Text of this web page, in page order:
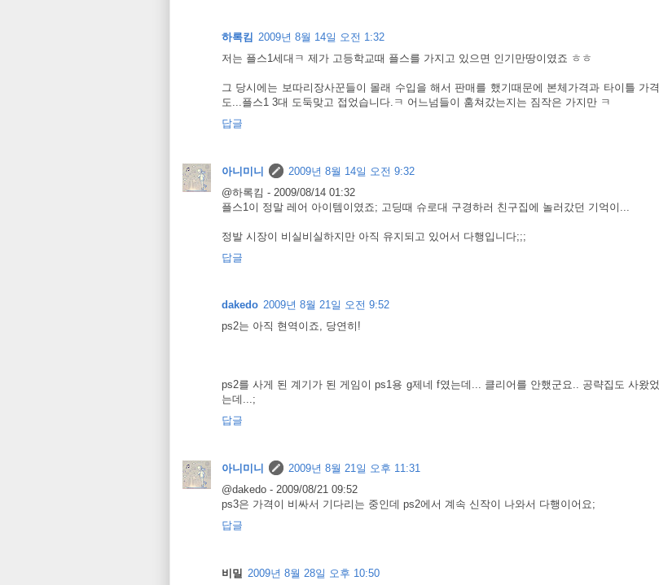
하록킴 2009년 8월 14일 오전 1:32
저는 플스1세대ㅋ 제가 고등학교때 플스를 가지고 있으면 인기만땅이였죠 ㅎㅎ
그 당시에는 보따리장사꾼들이 몰래 수입을 해서 판매를 했기때문에 본체가격과 타이틀 가격
도...플스1 3대 도둑맞고 접었습니다.ㅋ 어느넘들이 훔쳐갔는지는 짐작은 가지만 ㅋ
답글
아니미니
2009년 8월 14일 오전 9:32
@하록킴 - 2009/08/14 01:32
플스1이 정말 레어 아이템이였죠; 고딩때 슈로대 구경하러 친구집에 놀러갔던 기억이...
정발 시장이 비실비실하지만 아직 유지되고 있어서 다행입니다;;;
답글
dakedo 2009년 8월 21일 오전 9:52
ps2는 아직 현역이죠, 당연히!
ps2를 사게 된 계기가 된 게임이 ps1용 g제네 f였는데... 클리어를 안했군요.. 공략집도 사왔었
는데...;
답글
아니미니
2009년 8월 21일 오후 11:31
@dakedo - 2009/08/21 09:52
ps3은 가격이 비싸서 기다리는 중인데 ps2에서 계속 신작이 나와서 다행이어요;
답글
비밀 2009년 8월 28일 오후 10:50